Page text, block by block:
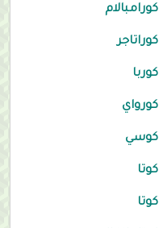
كورامبالام
كوراتاجر
كوربا
كورواي
كوسي
كوتا
كوتا